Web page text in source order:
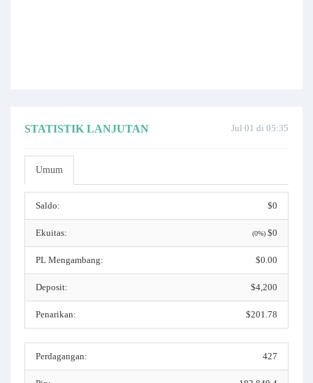
Jul 01 di 05:35
STATISTIK LANJUTAN
Umum
Saldo: $0
Ekuitas: (0%) $0
PL Mengambang: $0.00
Deposit: $4,200
Penarikan: $201.78
Perdagangan: 427